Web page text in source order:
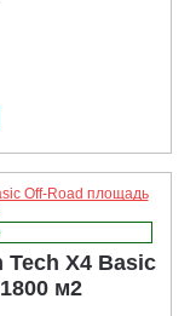
Tech X4 Basic
м2